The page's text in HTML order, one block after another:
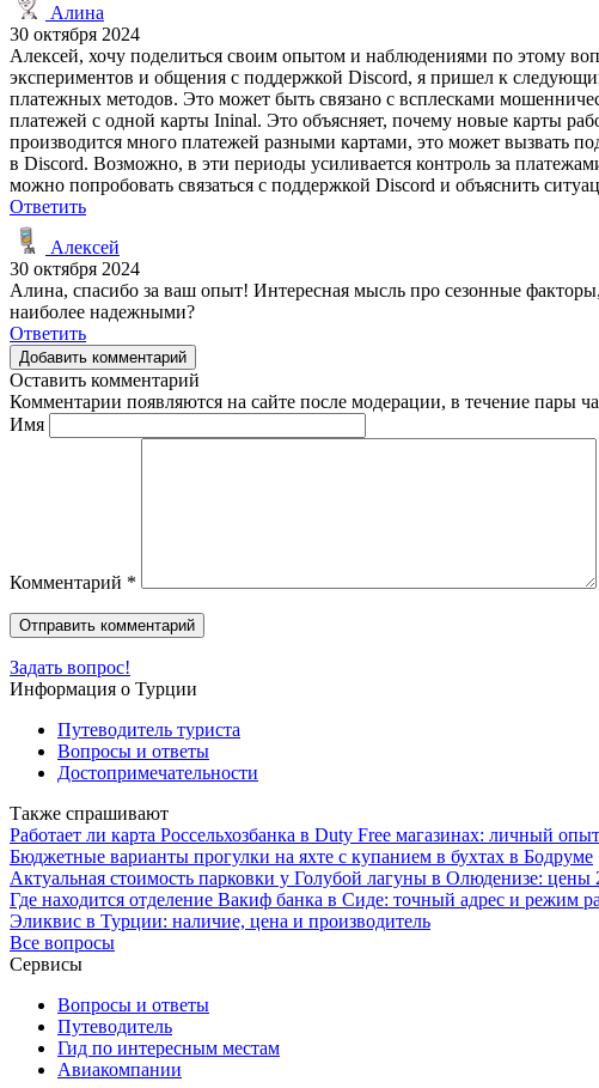
Алина
30 октября 2024
Алексей, хочу поделиться своим опытом и наблюдениями по этому
экспериментов и общения с поддержкой Discord, я пришел к
платежных методов. Это может быть связано с всплесками
платежей с одной карты Ininal. Это объясняет, почему новые карты
производится много платежей разными картами, это может вызвать
в Discord. Возможно, в эти периоды усиливается контроль за
можно попробовать связаться с поддержкой Discord и объяснить
Ответить
Алексей
30 октября 2024
Алина, спасибо за ваш опыт! Интересная мысль про сезонные
наиболее надежными?
Ответить
Добавить комментарий
Оставить комментарий
Комментарии появляются на сайте после модерации, в течение пары
Имя
Комментарий *
Задать вопрос!
Информация о Турции
Путеводитель туриста
Вопросы и ответы
Достопримечательности
Также спрашивают
Работает ли карта Россельхозбанка в Duty Free магазинах: личный
Бюджетные варианты прогулки на яхте с купанием в бухтах в Бодруме
Актуальная стоимость парковки у Голубой лагуны в Олюденизе: цены
Где находится отделение Вакиф банка в Сиде: точный адрес и режим
Эликвис в Турции: наличие, цена и производитель
Все вопросы
Сервисы
Вопросы и ответы
Путеводитель
Гид по интересным местам
Авиакомпании